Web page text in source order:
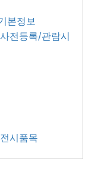
본정보
전등록/관람시
시품목